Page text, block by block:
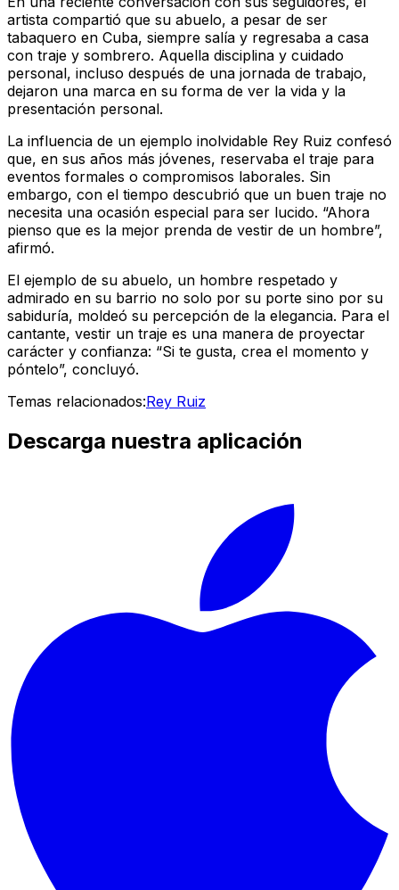
artista compartió que su abuelo, a pesar de ser
tabaquero en Cuba, siempre salía y regresaba a casa
con traje y sombrero. Aquella disciplina y cuidado
personal, incluso después de una jornada de trabajo,
dejaron una marca en su forma de ver la vida y la
presentación personal.
La influencia de un ejemplo inolvidable Rey Ruiz confesó
que, en sus años más jóvenes, reservaba el traje para
eventos formales o compromisos laborales. Sin
embargo, con el tiempo descubrió que un buen traje no
necesita una ocasión especial para ser lucido. “Ahora
pienso que es la mejor prenda de vestir de un hombre”,
afirmó.
El ejemplo de su abuelo, un hombre respetado y
admirado en su barrio no solo por su porte sino por su
sabiduría, moldeó su percepción de la elegancia. Para el
cantante, vestir un traje es una manera de proyectar
carácter y confianza: “Si te gusta, crea el momento y
póntelo”, concluyó.
Temas relacionados:Rey Ruiz
Descarga nuestra aplicación